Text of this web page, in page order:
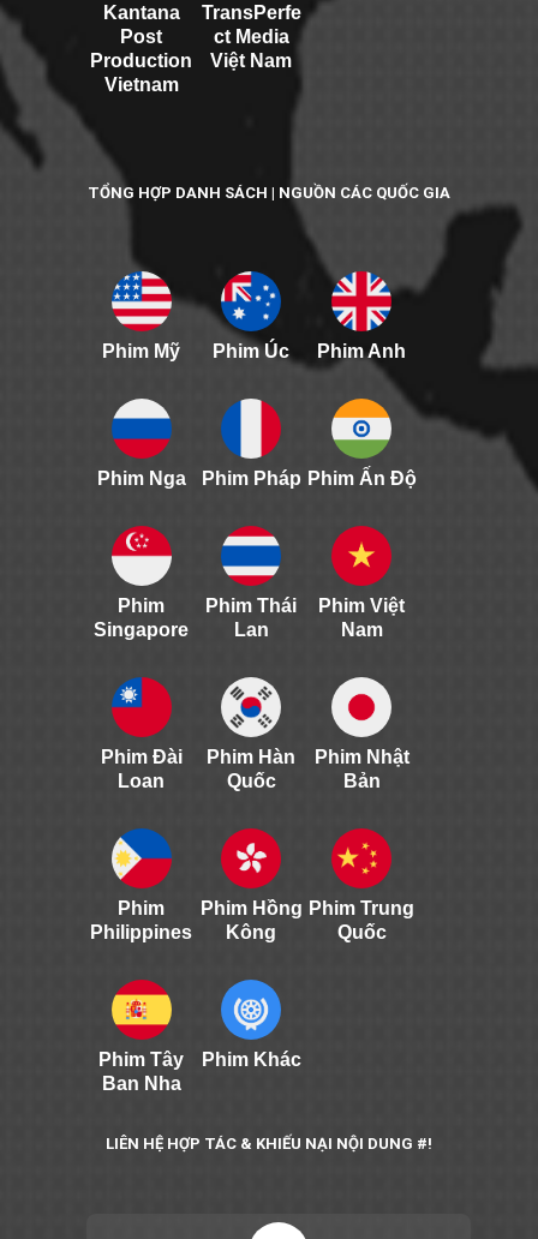
Kantana
Post
Production
Vietnam
TransPerfe
ct Media
Việt Nam
TỔNG HỢP DANH SÁCH | NGUỒN CÁC QUỐC GIA
Phim Mỹ Phim Úc Phim Anh
Phim Nga Phim Pháp Phim Ấn Độ
Phim
Singapore
Phim Thái
Lan
Phim Việt
Nam
Phim Đài
Loan
Phim Hàn
Quốc
Phim Nhật
Bản
Phim
Philippines
Phim Hồng
Kông
Phim Trung
Quốc
Phim Tây
Ban Nha
Phim Khác
LIÊN HỆ HỢP TÁC & KHIẾU NẠI NỘI DUNG #!